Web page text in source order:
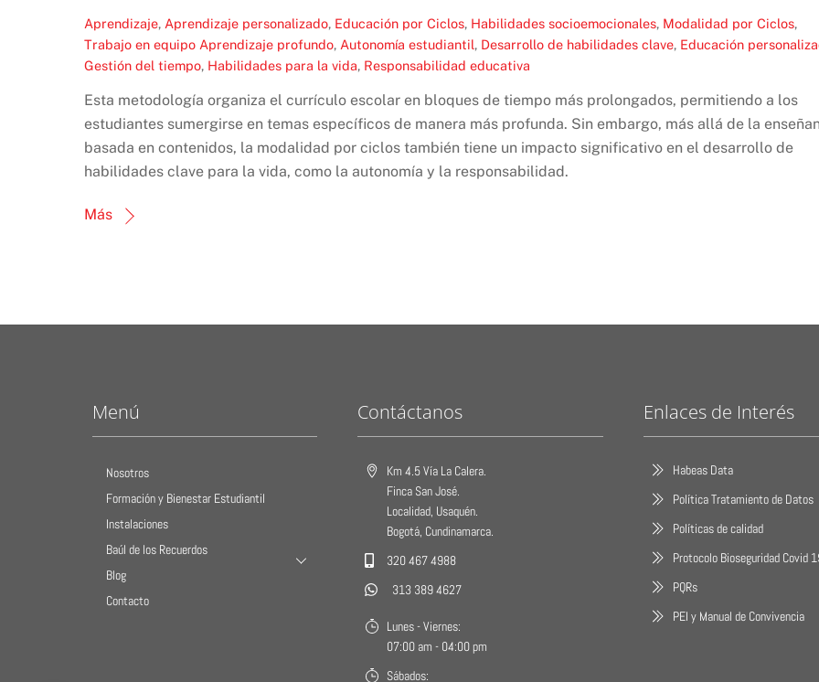
Aprendizaje, Aprendizaje personalizado, Educación por Ciclos, Habilidades socioemocionales, Modalidad por Ciclos,
Trabajo en equipo Aprendizaje profundo, Autonomía estudiantil, Desarrollo de habilidades clave, Educación
Gestión del tiempo, Habilidades para la vida, Responsabilidad educativa
Esta metodología organiza el currículo escolar en bloques de tiempo más prolongados, permitiendo a los
estudiantes sumergirse en temas específicos de manera más profunda. Sin embargo, más allá de la
basada en contenidos, la modalidad por ciclos también tiene un impacto significativo en el desarrollo de
habilidades clave para la vida, como la autonomía y la responsabilidad.
Más
Menú
Nosotros
Formación y Bienestar Estudiantil
Instalaciones
Baúl de los Recuerdos
Blog
Contacto
Contáctanos
Km 4.5 Vía La Calera.
Finca San José.
Localidad, Usaquén.
Bogotá, Cundinamarca.
320 467 4988
313 389 4627
Lunes - Viernes:
07:00 am - 04:00 pm
Sábados:
Enlaces de Interés
Habeas Data
Política Tratamiento de Datos
Políticas de calidad
Protocolo Bioseguridad Covid
PQRs
PEI y Manual de Convivencia